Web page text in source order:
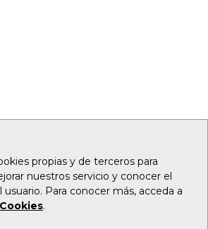
propias y de terceros para
nuestros servicio y conocer el
Para conocer más, acceda a
.